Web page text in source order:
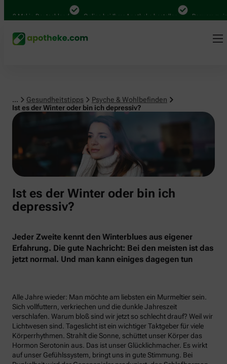
Mal in Deutschland Online bei Ihrer Apotheke bestellen Bequem
... Gesundheitstipps
Psyche & Wohlbefinden
Ist es der Winter oder bin ich depressiv?
Psyche & Wohlbefinden
Ist es der Winter oder bin ich
depressiv?
Jeder Zweite kennt den Winterblues aus eigener
Erfahrung. Die gute Nachricht: Bei den meisten ist das
jetzt normal. Und man kann einiges dagegen tun
Alle Jahre wieder: Man möchte am liebsten ein Murmeltier sein.
Sich vollfuttern, verkriechen und die dunkle Jahreszeit
verschlafen. Warum bloß sind wir jetzt so schlecht drauf? Weil wir
Lichtwesen sind. Tageslicht ist ein wichtiger Taktgeber für viele
Körperrhythmen. Strahlt die Sonne, schüttet unser Körper das
Hormon Serotonin aus. Das ist unser Glücklichmacher. Es wirkt
auf unser Gefühlssystem, bringt uns in gute Stimmung. Bei